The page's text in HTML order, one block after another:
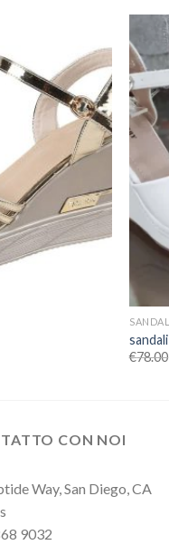
€78.00
CON NOI
Way, San Diego, CA
9032